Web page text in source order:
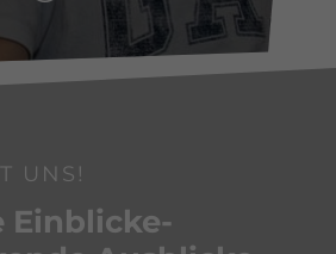
UNS!
Einblicke-